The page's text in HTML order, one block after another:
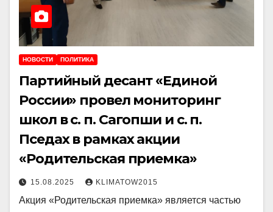
НОВОСТИ ПОЛИТИКА
Партийный десант «Единой
России» провел мониторинг
школ в с. п. Сагопши и с. п.
Пседах в рамках акции
«Родительская приемка»
15.08.2025 KLIMATOW2015
Акция «Родительская приемка» является частью